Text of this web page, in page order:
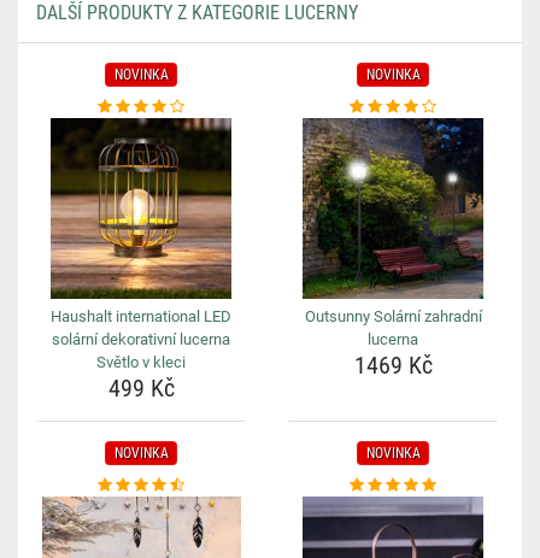
DALŠÍ PRODUKTY Z KATEGORIE LUCERNY
NOVINKA
Haushalt international LED
solární dekorativní lucerna
Světlo v kleci
499 Kč
NOVINKA
Outsunny Solární zahradní
lucerna
1469 Kč
NOVINKA NOVINKA